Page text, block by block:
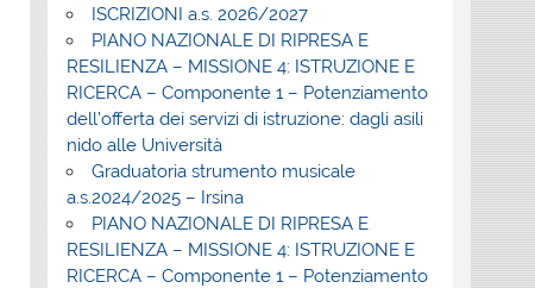
ISCRIZIONI a.s. 2026/2027
PIANO NAZIONALE DI RIPRESA E
RESILIENZA – MISSIONE 4: ISTRUZIONE E
RICERCA – Componente 1 – Potenziamento
dell’offerta dei servizi di istruzione: dagli asili
nido alle Università
Graduatoria strumento musicale
a.s.2024/2025 – Irsina
PIANO NAZIONALE DI RIPRESA E
RESILIENZA – MISSIONE 4: ISTRUZIONE E
RICERCA – Componente 1 – Potenziamento